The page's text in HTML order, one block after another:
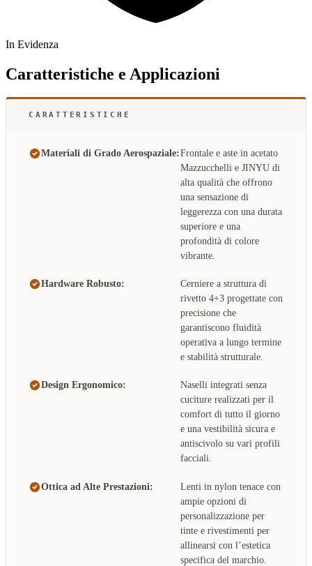
In Evidenza
Caratteristiche e Applicazioni
CARATTERISTICHE
Materiali di Grado Aerospaziale:Frontale e aste in acetato
Mazzucchelli e JINYU di
alta qualità che offrono
una sensazione di
leggerezza con una durata
superiore e una
profondità di colore
vibrante.
Hardware Robusto:
Cerniere a struttura di
rivetto 4+3 progettate con
precisione che
garantiscono fluidità
operativa a lungo termine
e stabilità strutturale.
Design Ergonomico:
Naselli integrati senza
cuciture realizzati per il
comfort di tutto il giorno
e una vestibilità sicura e
antiscivolo su vari profili
facciali.
Ottica ad Alte Prestazioni:
Lenti in nylon tenace con
ampie opzioni di
personalizzazione per
tinte e rivestimenti per
allinearsi con l’estetica
specifica del marchio.